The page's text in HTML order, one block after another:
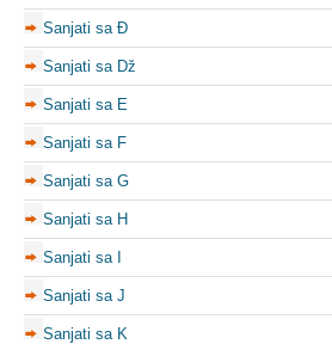
Sanjati sa Đ
Sanjati sa Dž
Sanjati sa E
Sanjati sa F
Sanjati sa G
Sanjati sa H
Sanjati sa I
Sanjati sa J
Sanjati sa K